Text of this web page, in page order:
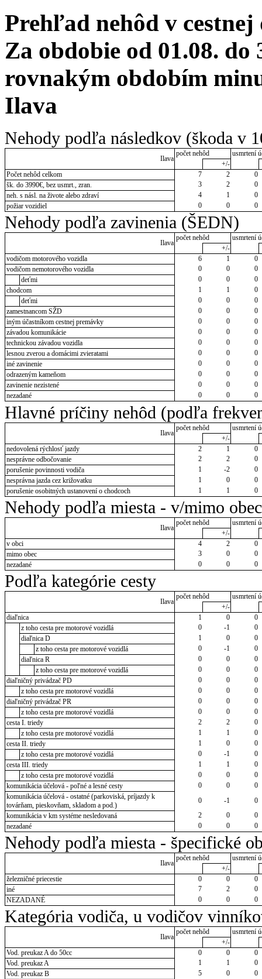
Prehľad nehôd v cestnej
Za obdobie od 01.08. do
rovnakým obdobím
Ilava
Nehody podľa následkov (škoda v
Ilava
počet nehôd
usmrtení
+/-
Počet nehôd celkom
7 2
0
šk. do 3990€, bez usmrt., zran.
3 2
0
neh. s násl. na živote alebo zdraví
4 1
0
požiar vozidiel
0 0 0
Nehody podľa zavinenia (ŠEDN)
Ilava
počet nehôd
usmrtení
+/-
vodičom motorového vozidla
6 1
0
vodičom nemotorového vozidla
0 0
0
deťmi
0 0
0
chodcom
1 1
0
deťmi
0 0
0
zamestnancom SŽD
0 0
0
iným účastníkom cestnej premávky
0 0
0
závadou komunikácie
0 0
0
technickou závadou vozidla
0 0
0
lesnou zverou a domácimi zvieratami
0 0
0
iné zavinenie
0 0
0
odrazeným kameňom
0 0
0
zavinenie nezistené
0 0
0
nezadané
0 0 0
Hlavné príčiny nehôd (podľa
Ilava
počet nehôd
usmrtení
+/-
nedovolená rýchlosť jazdy
2 1
0
nesprávne odbočovanie
2 2
0
porušenie povinnosti vodiča
1 -2
0
nesprávna jazda cez križovatku
1 0
0
porušenie osobitných ustanovení o chodcoch
1 1 0
Nehody podľa miesta - v/mimo obec
Ilava
počet nehôd
usmrtení
+/-
v obci
4 2
0
mimo obec
3 0
0
nezadané
0 0 0
Podľa kategórie cesty
Ilava
počet nehôd
usmrtení
+/-
diaľnica
1 0
0
z toho cesta pre motorové vozidlá
0 -1
0
diaľnica D
1 0
0
z toho cesta pre motorové vozidlá
0 -1
0
diaľnica R
0 0
0
z toho cesta pre motorové vozidlá
0 0
0
diaľničný privádzač PD
0 0
0
z toho cesta pre motorové vozidlá
0 0
0
diaľničný privádzač PR
0 0
0
z toho cesta pre motorové vozidlá
0 0
0
cesta I. triedy
2 2
0
z toho cesta pre motorové vozidlá
1 1
0
cesta II. triedy
1 0
0
z toho cesta pre motorové vozidlá
0 -1
0
cesta III. triedy
1 1
0
z toho cesta pre motorové vozidlá
0 0
0
komunikácia účelová - poľné a lesné cesty
0 0
0
komunikácia účelová - ostatné (parkoviská, príjazdy k
továrňam, pieskovňam, skladom a pod.)
0 -1
0
komunikácia v km systéme nesledovaná
2 0
0
nezadané
0 0 0
Nehody podľa miesta - špecifické
Ilava
počet nehôd
usmrtení
+/-
železničné priecestie
0 0
0
iné
7 2
0
NEZADANÉ
0 0 0
Kategória vodiča, u vodičov
Ilava
počet nehôd
usmrtení
+/-
Vod. preukaz A do 50cc
0 0
0
Vod. preukaz A
1 1
0
Vod. preukaz B
5 0
0